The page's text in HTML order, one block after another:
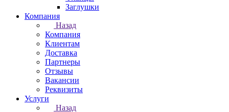
Заглушки
Компания
Назад
Компания
Клиентам
Доставка
Партнеры
Отзывы
Вакансии
Реквизиты
Услуги
Назад